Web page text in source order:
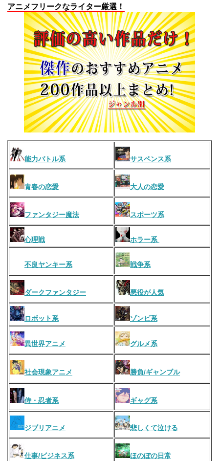
アニメフリークなライター厳選！
能力バトル系 サスペンス系
青春の恋愛 大人の恋愛
ファンタジー魔法 スポーツ系
心理戦 ホラー系
不良ヤンキー系 戦争系
ダークファンタジー 悪役が人気
ロボット系 ゾンビ系
異世界アニメ グルメ系
社会現象アニメ 勝負/ギャンブル
侍・忍者系 ギャグ系
ジブリアニメ 悲しくて泣ける
仕事/ビジネス系 ほのぼの日常